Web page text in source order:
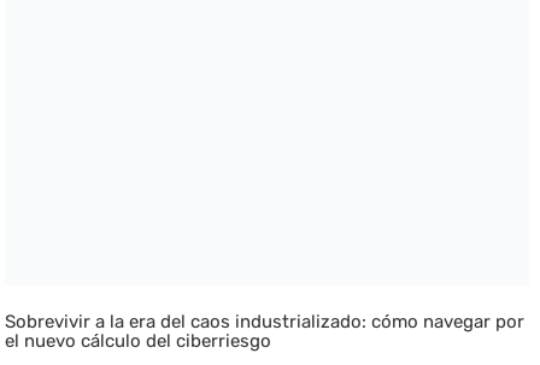
Sobrevivir a la era del caos industrializado: cómo navegar por
el nuevo cálculo del ciberriesgo